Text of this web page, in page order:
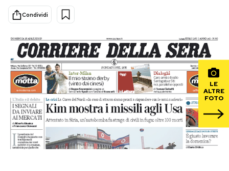
Cultura
Economia
Sport
Mondiali calcio 2026
PODCAST
NEWSLETTER
I MIEI PREFERITI
Condividi
LE
ALTRE
FOTO